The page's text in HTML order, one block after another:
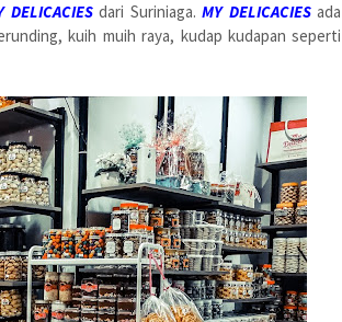
DELICACIESdari Suriniaga.MY DELICACIESada
kuih muih raya, kudap kudapan seperti